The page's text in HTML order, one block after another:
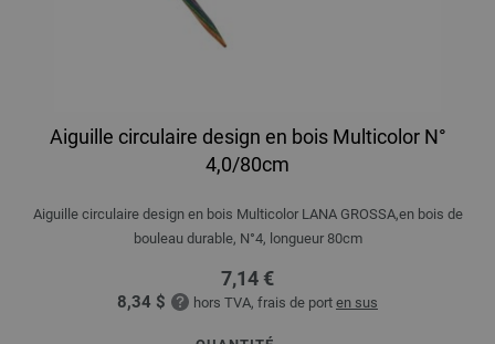
Aiguille circulaire design en bois Multicolor N°
4,0/80cm
Aiguille circulaire design en bois Multicolor LANA GROSSA,en bois de
bouleau durable, N°4, longueur 80cm
7,14 €
8,34 $ hors TVA, frais de port en sus